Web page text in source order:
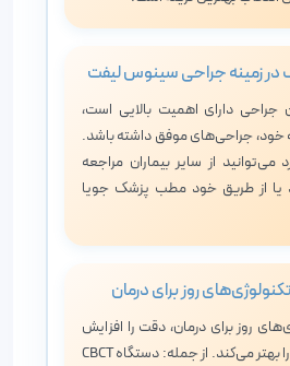
جراحی دارای اهمیت بالایی است،
خود، جراحی‌های موفق داشته باشد.
می‌توانید از سایر بیماران مراجعه
یا از طریق خود مطب پزشک جویا
روز برای درمان، دقت را افزایش
داده و نتایج درمانی را بهتر می‌کند. از جمله: دستگاه CBCT